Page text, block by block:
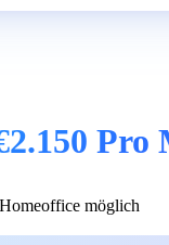
Pro
möglich